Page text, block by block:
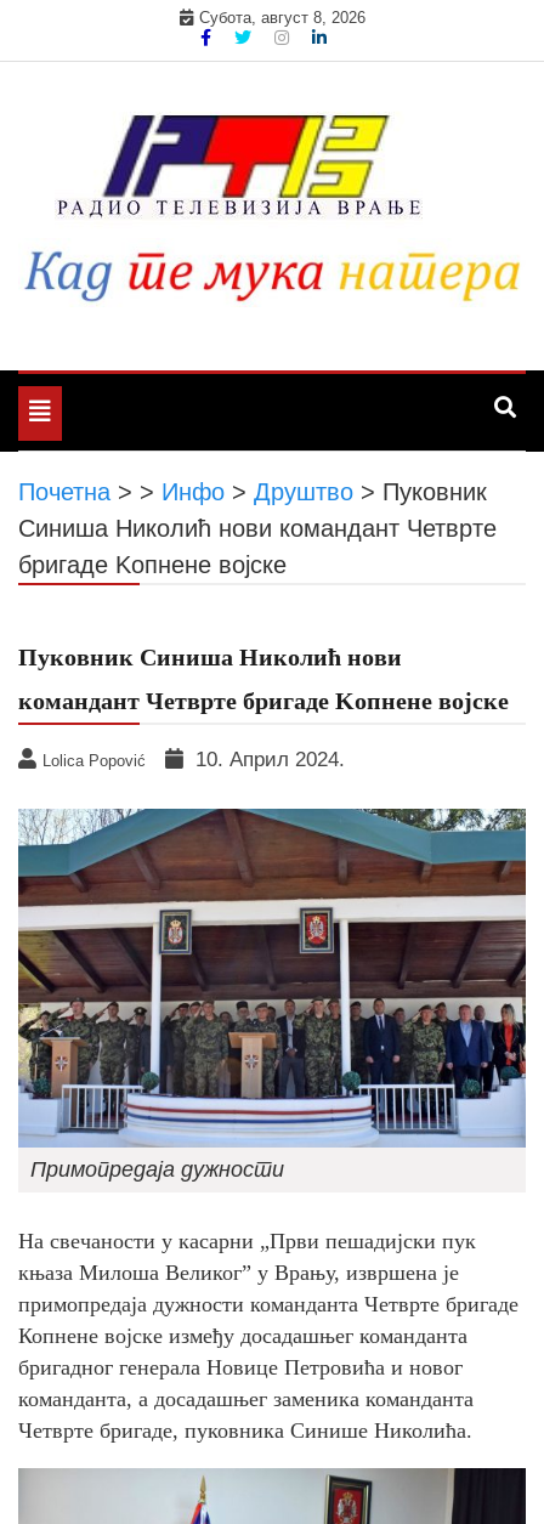
Субота, август 8, 2026
Toggle
navigation
Почетна > > Инфо > Друштво > Пуковник
Синиша Николић нови командант Четврте
бригаде Kопнене војске
Пуковник Синиша Николић нови
командант Четврте бригаде Kопнене војске
Lolica Popović 10. Април 2024.
Примопредаја дужности
На свечаности у касарни „Први пешадијски пук
књаза Милоша Великог” у Врању, извршена je
примопредаја дужности команданта Четврте бригаде
Копнене војске између досадашњег команданта
бригадног генерала Новице Петровића и новог
команданта, а досадашњег заменика команданта
Четврте бригаде, пуковника Синише Николића.